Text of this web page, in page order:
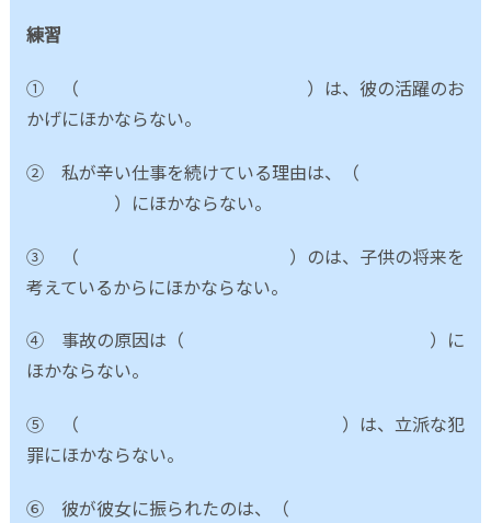
練習
① （ ）は、彼の活躍のお
かげにほかならない。
② 私が辛い仕事を続けている理由は、（
）にほかならない。
③ （ ）のは、子供の将来を
考えているからにほかならない。
④ 事故の原因は（ ）に
ほかならない。
⑤ （ ）は、立派な犯
罪にほかならない。
⑥ 彼が彼女に振られたのは、（